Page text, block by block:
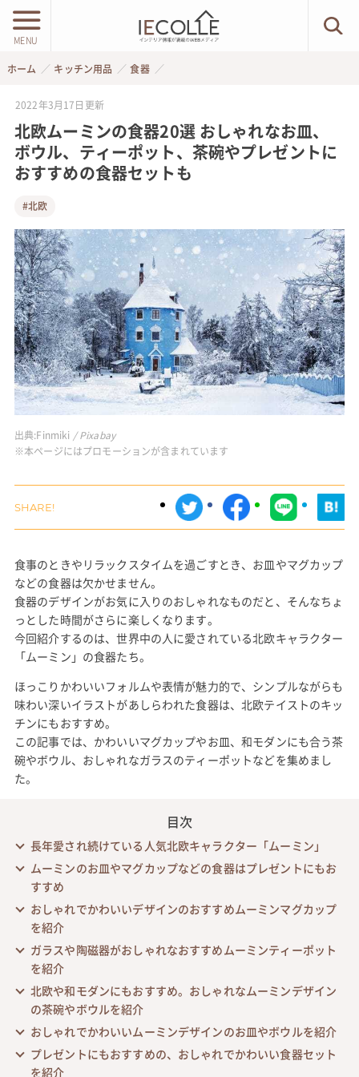
MENU
ホーム キッチン用品 食器
2022年3月17日 更新
北欧ムーミンの食器20選 おしゃれなお皿、
ボウル、ティーポット、茶碗やプレゼントに
おすすめの食器セットも
#北欧
出典:Finmiki / Pixabay
※本ページにはプロモーションが含まれています
食事のときやリラックスタイムを過ごすとき、お皿やマグカップ
などの食器は欠かせません。
食器のデザインがお気に入りのおしゃれなものだと、そんなちょ
っとした時間がさらに楽しくなります。
今回紹介するのは、世界中の人に愛されている北欧キャラクター
「ムーミン」の食器たち。
ほっこりかわいいフォルムや表情が魅力的で、シンプルながらも
味わい深いイラストがあしらわれた食器は、北欧テイストのキッ
チンにもおすすめ。
この記事では、かわいいマグカップやお皿、和モダンにも合う茶
碗やボウル、おしゃれなガラスのティーポットなどを集めまし
た。
目次
長年愛され続けている人気北欧キャラクター「ムーミン」
ムーミンのお皿やマグカップなどの食器はプレゼントにもお
すすめ
おしゃれでかわいいデザインのおすすめムーミンマグカップ
を紹介
ガラスや陶磁器がおしゃれなおすすめムーミンティーポット
を紹介
北欧や和モダンにもおすすめ。おしゃれなムーミンデザイン
の茶碗やボウルを紹介
おしゃれでかわいいムーミンデザインのお皿やボウルを紹介
プレゼントにもおすすめの、おしゃれでかわいい食器セット
を紹介